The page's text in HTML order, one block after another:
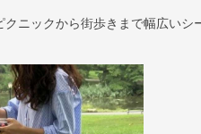
ニックから街歩きまで幅広いシ